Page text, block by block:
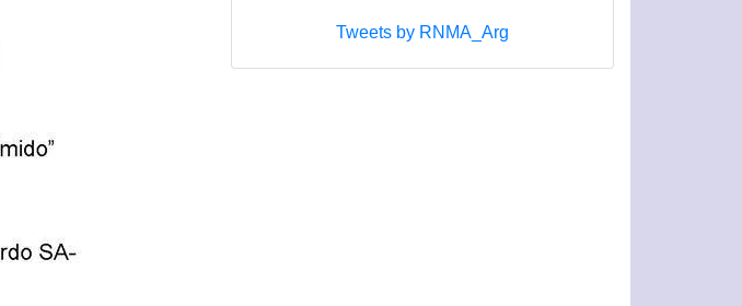
Tweets by RNMA_Arg